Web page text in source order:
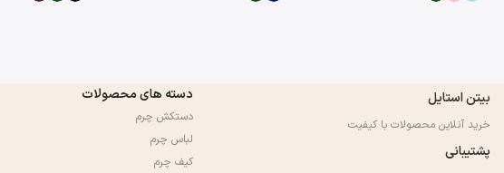
بیتن استایل
خرید آنلاین محصولات با کیفیت
پشتیبانی
دسته های محصولات
دستکش چرم
لباس چرم
کیف چرم